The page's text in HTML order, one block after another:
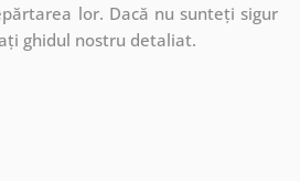
lor. Dacă nu sunteți sigur
ghidul nostru detaliat.